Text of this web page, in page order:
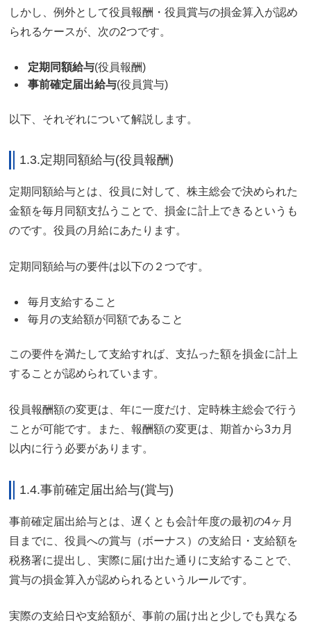
しかし、例外として役員報酬・役員賞与の損金算入が認め
られるケースが、次の2つです。
定期同額給与(役員報酬)
事前確定届出給与(役員賞与)
以下、それぞれについて解説します。
1.3.定期同額給与(役員報酬)
定期同額給与とは、役員に対して、株主総会で決められた
金額を毎月同額支払うことで、損金に計上できるというも
のです。役員の月給にあたります。
定期同額給与の要件は以下の２つです。
毎月支給すること
毎月の支給額が同額であること
この要件を満たして支給すれば、支払った額を損金に計上
することが認められています。
役員報酬額の変更は、年に一度だけ、定時株主総会で行う
ことが可能です。また、報酬額の変更は、期首から3カ月
以内に行う必要があります。
1.4.事前確定届出給与(賞与)
事前確定届出給与とは、遅くとも会計年度の最初の4ヶ月
目までに、役員への賞与（ボーナス）の支給日・支給額を
税務署に提出し、実際に届け出た通りに支給することで、
賞与の損金算入が認められるというルールです。
実際の支給日や支給額が、事前の届け出と少しでも異なる